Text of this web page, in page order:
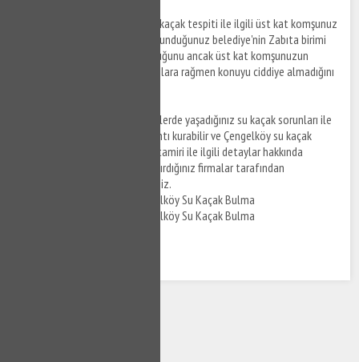
Çengelköy bölgesinde su kaçak tespiti ile ilgili üst kat komşunuz
ile sorun yaşıyorsanız bağlı bulunduğunuz belediye'nin Zabıta birimi
ile görüşebilir ve su kaçağı olduğunu ancak üst kat komşunuzun
yapmış olduğunuz uyarı ve ikazlara rağmen konuyu ciddiye almadığını
Çengelköy ve farklı bölgelerde yaşadığınız su kaçak sorunları ile
ilgili sigorta firmaları ile bağlantı kurabilir ve Çengelköy su kaçak
tespiti ve Çengelköy su kaçak tamiri ile ilgili detaylar hakkında
ücretlerin konut sigortası yaptırdığınız firmalar tarafından
karşılanmasını talep edebilirsiniz.